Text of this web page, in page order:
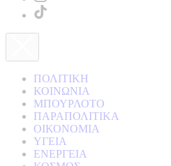
ΠΟΛΙΤΙΚΗ
ΚΟΙΝΩΝΙΑ
ΜΠΟΥΡΛΟΤΟ
ΠΑΡΑΠΟΛΙΤΙΚΑ
ΟΙΚΟΝΟΜΙΑ
ΥΓΕΙΑ
ΕΝΕΡΓΕΙΑ